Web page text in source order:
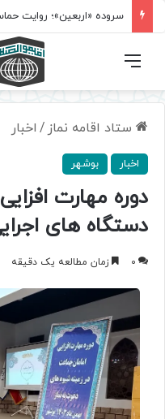
فهرست
ستاد اقامه نماز / اخبار
اخبار بوشهر
دوره مهارت
دستگاه های
0 زمان مطالعه یک دقیقه